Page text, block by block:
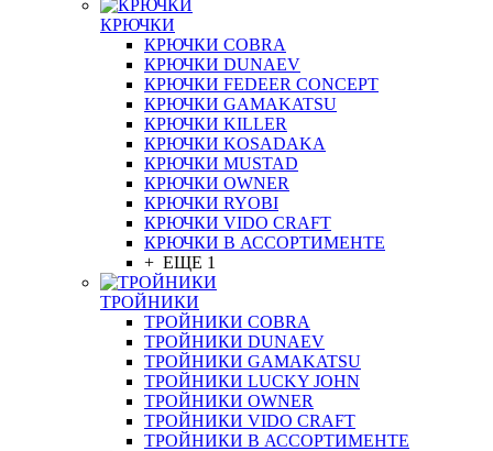
КРЮЧКИ
КРЮЧКИ COBRA
КРЮЧКИ DUNAEV
КРЮЧКИ FEDEER CONCEPT
КРЮЧКИ GAMAKATSU
КРЮЧКИ KILLER
КРЮЧКИ KOSADAKA
КРЮЧКИ MUSTAD
КРЮЧКИ OWNER
КРЮЧКИ RYOBI
КРЮЧКИ VIDO CRAFT
КРЮЧКИ В АССОРТИМЕНТЕ
+ ЕЩЕ 1
ТРОЙНИКИ
ТРОЙНИКИ COBRA
ТРОЙНИКИ DUNAEV
ТРОЙНИКИ GAMAKATSU
ТРОЙНИКИ LUCKY JOHN
ТРОЙНИКИ OWNER
ТРОЙНИКИ VIDO CRAFT
ТРОЙНИКИ В АССОРТИМЕНТЕ